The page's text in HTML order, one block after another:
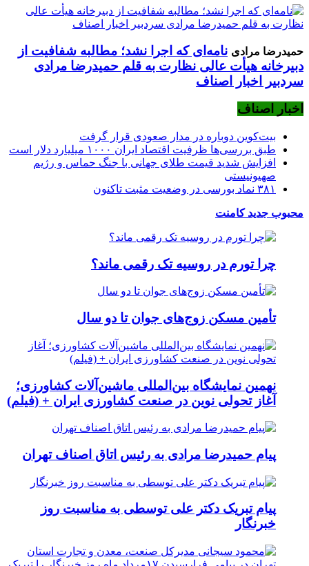
حمیدرضا مرادی نامه‌ای که اجرا نشد؛ مطالبه شفافیت از
دبیرخانه هیأت عالی نظارت به قلم حمیدرضا مرادی
سردبیر اخبار اصناف
اخبار اصناف
بیت‌کوین دوباره در مدار صعودی قرار گرفت
طبق بررسی‌ها ظرفیت اقتصاد ایران ۱۰۰۰ میلیارد دلار است
افزایش شدید قیمت طلای جهانی با جنگ حماس و رژیم
صهیونیستی
۳۸۱ نماد بورسی در وضعیت مثبت تاکنون
محبوب جدیدکامنت
چرا تورم در روسیه تک رقمی ماند؟
تأمین مسکن زوج‌های جوان تا دو سال
نهمین نمایشگاه بین‌المللی ماشین‌آلات کشاورزی؛
آغاز تحولی نوین در صنعت کشاورزی ایران + (فیلم)
پیام حمیدرضا مرادی به رئیس اتاق اصناف تهران
پیام تبریک دکتر علی توسطی به مناسبت روز
خبرنگار